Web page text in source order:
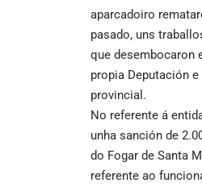
aparcadoiro
pasado, uns
que desembocaron
propia Deputación
provincial.
No referente á
unha sanción de
do Fogar de Santa
referente ao